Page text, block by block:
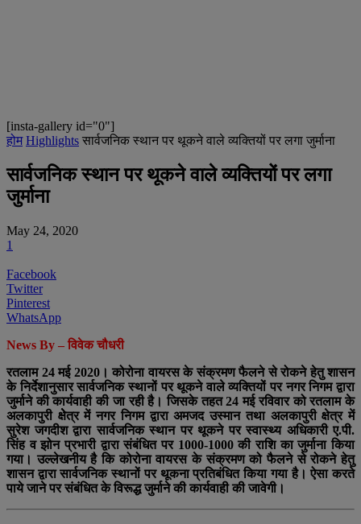
[insta-gallery id="0"]
होम Highlights सार्वजनिक स्थान पर थूकने वाले व्यक्तियों पर लगा जुर्माना
सार्वजनिक स्थान पर थूकने वाले व्यक्तियों पर लगा
जुर्माना
May 24, 2020
1
Facebook
Twitter
Pinterest
WhatsApp
News By – विवेक चौधरी
रतलाम 24 मई 2020। कोरोना वायरस के संक्रमण फैलने से रोकने हेतु शासन
के निर्देशानुसार सार्वजनिक स्थानों पर थूकने वाले व्यक्तियों पर नगर निगम द्वारा
जुर्माने की कार्यवाही की जा रही है। जिसके तहत 24 मई रविवार को रतलाम के
अलकापुरी क्षेेत्र में नगर निगम द्वारा अमजद उस्मान तथा अलकापुरी क्षेत्र में
सुरेश जगदीश द्वारा सार्वजनिक स्थान पर थूकने पर स्वास्थ्य अधिकारी ए.पी.
सिंह व झोन प्रभारी द्वारा संबंधित पर 1000-1000 की राशि का जुर्माना किया
गया। उल्लेखनीय है कि कोरोना वायरस के संक्रमण को फैलने से रोकने हेतु
शासन द्वारा सार्वजनिक स्थानों पर थूकना प्रतिबंधित किया गया है। ऐसा करते
पाये जाने पर संबंधित के विरूद्ध जुर्माने की कार्यवाही की जावेगी।